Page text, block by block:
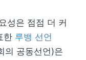
성은 점점 더 커
한 루뱅 선언
의 공동선언)은